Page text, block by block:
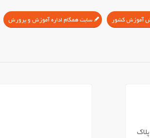
آموزش کشور سایت همگام اداره آموزش و پرورش